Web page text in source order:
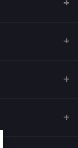
عنوان
تسجيل الدخول